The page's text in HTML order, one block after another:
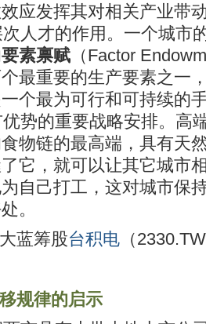
应发挥其对相关产业带
人才的作用。一个城市
要素禀赋 （Factor
最重要的生产要素之一
个最为可行和可持续的
势的重要战略安排。高
物链的最高端，具有天
它，就可以让其它城市
自己打工，这对城市保
。
蓝筹股台积电 （
律的启示